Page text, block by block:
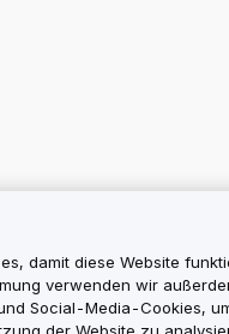
damit diese Website
verwenden wir
Social-Media-Cookies,